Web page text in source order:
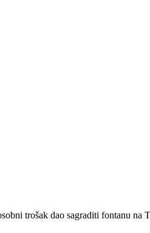
trošak dao sagraditi fontanu na